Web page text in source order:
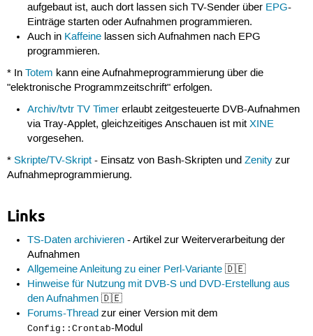
aufgebaut ist, auch dort lassen sich TV-Sender über EPG-
Einträge starten oder Aufnahmen programmieren.
Auch in Kaffeine lassen sich Aufnahmen nach EPG
programmieren.
* In Totem kann eine Aufnahmeprogrammierung über die
"elektronische Programmzeitschrift" erfolgen.
Archiv/tvtr TV Timer erlaubt zeitgesteuerte DVB-Aufnahmen
via Tray-Applet, gleichzeitiges Anschauen ist mitXINE
vorgesehen.
* Skripte/TV-Skript- Einsatz von Bash-Skripten und Zenityzur
Aufnahmeprogrammierung.
Links
TS-Daten archivieren - Artikel zur Weiterverarbeitung der
Aufnahmen
Allgemeine Anleitung zu einer Perl-Variante 🇩🇪
Hinweise für Nutzung mit DVB-S und DVD-Erstellung aus
den Aufnahmen 🇩🇪
Forums-Thread zur einer Version mit dem
Config::Crontab-Modul